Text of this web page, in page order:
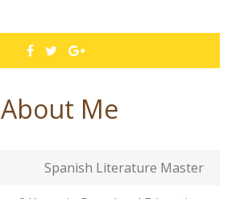
About Me
Spanish Literature Master